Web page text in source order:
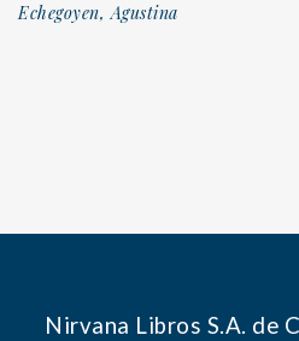
Echegoyen, Agustina
Nirvana Libros S.A. de